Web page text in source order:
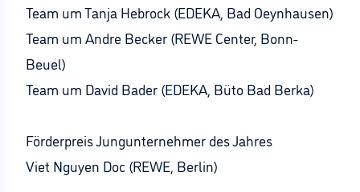
Team um Tanja Hebrock (EDEKA, Bad Oeynhausen)
Team um Andre Becker (REWE Center, Bonn-
Beuel)
Team um David Bader (EDEKA, Büto Bad Berka)
Förderpreis Jungunternehmer des Jahres
Viet Nguyen Doc (REWE, Berlin)